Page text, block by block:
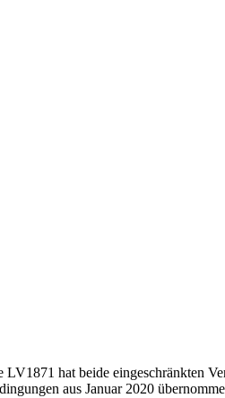
LV1871 hat beide eingeschränkten
aus Januar 2020